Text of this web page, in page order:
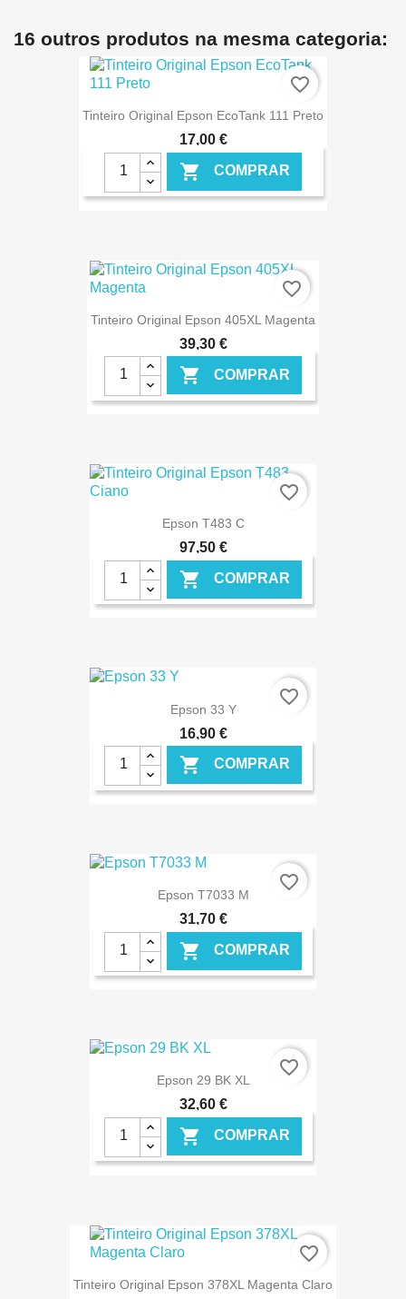
16 outros produtos na mesma categoria:
Tinteiro Original Epson EcoTank 111 Preto
17,00 €
 COMPRAR
favorite_border
Tinteiro Original Epson 405XL Magenta
39,30 €
 COMPRAR
€ ONLINE
favorite_border
Epson T483 C
97,50 €
 COMPRAR
favorite_border
Epson 33 Y
16,90 €
 COMPRAR
€ ONLINE
favorite_border
Epson T7033 M
31,70 €
 COMPRAR
€ ONLINE
favorite_border
Epson 29 BK XL
32,60 €
 COMPRAR
€ ONLINE
favorite_border
Tinteiro Original Epson 378XL Magenta Claro
favorite_border